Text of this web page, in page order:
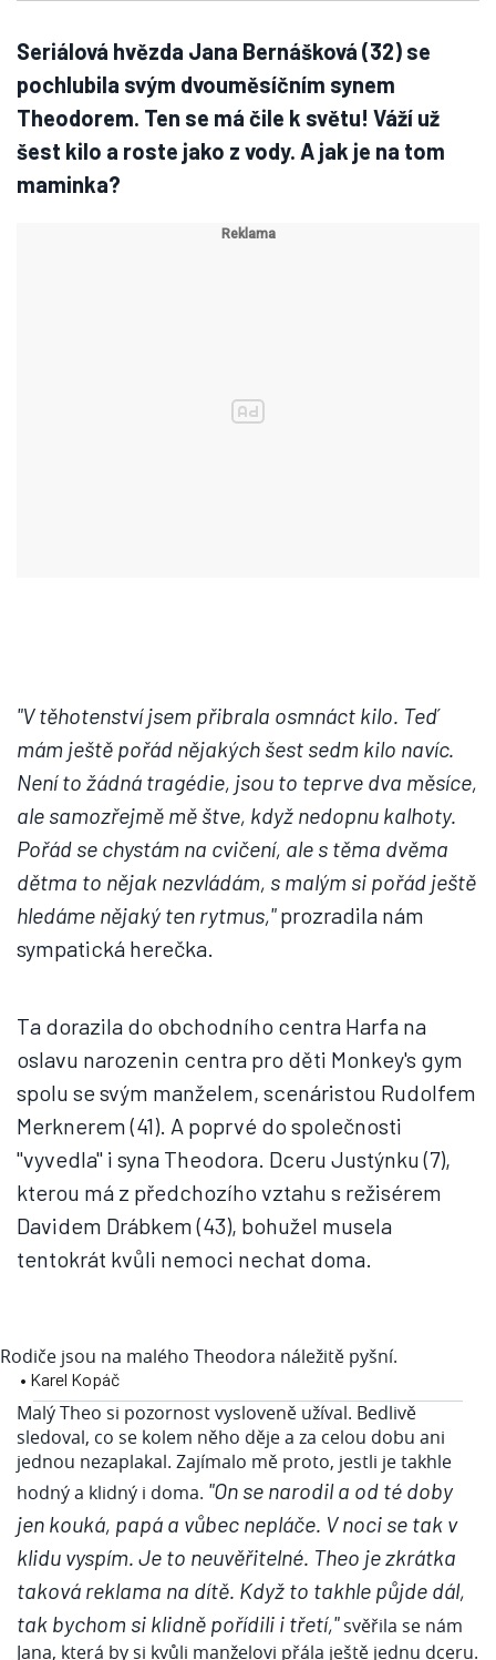
Seriálová hvězda Jana Bernášková (32) se
pochlubila svým dvouměsíčním synem
Theodorem. Ten se má čile k světu! Váží už
šest kilo a roste jako z vody. A jak je na tom
maminka?
"V těhotenství jsem přibrala osmnáct kilo. Teď
mám ještě pořád nějakých šest sedm kilo navíc.
Není to žádná tragédie, jsou to teprve dva měsíce,
ale samozřejmě mě štve, když nedopnu kalhoty.
Pořád se chystám na cvičení, ale s těma dvěma
dětma to nějak nezvládám, s malým si pořád ještě
hledáme nějaký ten rytmus,"prozradila nám
sympatická herečka.
Ta dorazila do obchodního centra Harfa na
oslavu narozenin centra pro děti Monkey's gym
spolu se svým manželem, scenáristou Rudolfem
Merknerem (41). A poprvé do společnosti
"vyvedla" i syna Theodora. Dceru Justýnku (7),
kterou má z předchozího vztahu s režisérem
Davidem Drábkem (43), bohužel musela
tentokrát kvůli nemoci nechat doma.
Rodiče jsou na malého Theodora náležitě pyšní.
• Karel Kopáč
Malý Theo si pozornost vysloveně užíval. Bedlivě
sledoval, co se kolem něho děje a za celou dobu ani
jednou nezaplakal. Zajímalo mě proto, jestli je takhle
hodný a klidný i doma. "On se narodil a od té doby
jen kouká, papá a vůbec nepláče. V noci se tak v
klidu vyspím. Je to neuvěřitelné. Theo je zkrátka
taková reklama na dítě. Když to takhle půjde dál,
tak bychom si klidně pořídili i třetí,"svěřila se nám
Jana, která by si kvůli manželovi přála ještě jednu dceru.